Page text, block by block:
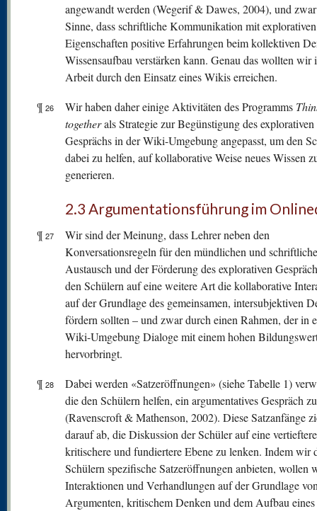
angewandt werden (Wegerif & Dawes, 2004), und
Sinne, dass schriftliche Kommunikation mit explorativen
Eigenschaften positive Erfahrungen beim kollektiven
Wissensaufbau verstärken kann. Genau das wollten wir
Arbeit durch den Einsatz eines Wikis erreichen.
¶ 26 Wir haben daher einige Aktivitäten des Programms
togetherals Strategie zur Begünstigung des explorativen
Gesprächs in der Wiki-Umgebung angepasst, um den
dabei zu helfen, auf kollaborative Weise neues Wissen
generieren.
2.3 Argumentationsführung im
¶ 27
Wir sind der Meinung, dass Lehrer neben den
Konversationsregeln für den mündlichen und
Austausch und der Förderung des explorativen
den Schülern auf eine weitere Art die kollaborative
auf der Grundlage des gemeinsamen, intersubjektiven
fördern sollten – und zwar durch einen Rahmen, der in
Wiki-Umgebung Dialoge mit einem hohen
hervorbringt.
¶ 28
Dabei werden «Satzeröffnungen» (siehe Tabelle 1)
die den Schülern helfen, ein argumentatives Gespräch
(Ravenscroft & Mathenson, 2002). Diese Satzanfänge
darauf ab, die Diskussion der Schüler auf eine
kritischere und fundiertere Ebene zu lenken. Indem wir
Schülern spezifische Satzeröffnungen anbieten, wollen
Interaktionen und Verhandlungen auf der Grundlage
Argumenten, kritischem Denken und dem Aufbau eines